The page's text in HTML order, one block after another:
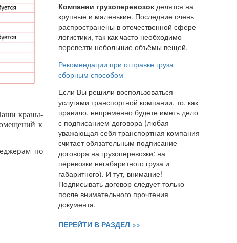
краны-
к
по
Компании грузоперевозокделятся на
крупные и маленькие. Последние очень
распространены в отечественной сфере
логистики, так как часто необходимо
перевезти небольшие объёмы вещей.
Рекомендации при отправке груза
сборным способом
Если Вы решили воспользоваться
услугами транспортной компании, то, как
правило, непременно будете иметь дело
с подписанием договора (любая
уважающая себя транспортная компания
считает обязательным подписание
договора на грузоперевозки: на
перевозки негабаритного груза и
габаритного). И тут, внимание!
Подписывать договор следует только
после внимательного прочтения
документа.
ПЕРЕЙТИ В РАЗДЕЛ >>